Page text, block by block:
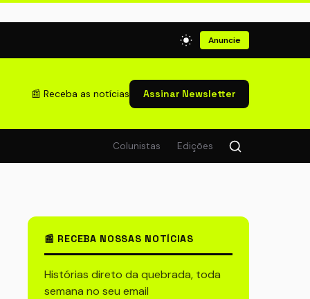
Anuncie
📰 Receba as notícias Assinar Newsletter
Colunistas Edições
📰 RECEBA NOSSAS NOTÍCIAS
Histórias direto da quebrada, toda
semana no seu email